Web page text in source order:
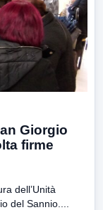
Giorgio
firme
dell’Unità
del Sannio....